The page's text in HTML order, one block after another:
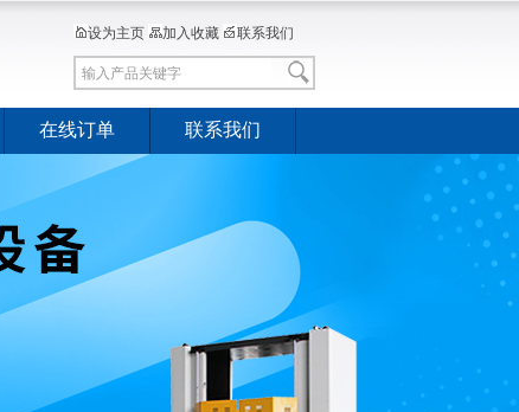
设为主页 加入收藏 联系我们
在线订单 联系我们